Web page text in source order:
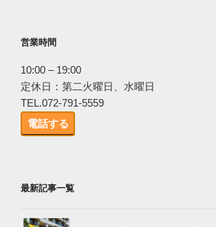
営業時間
10:00 – 19:00
定休日：第二火曜日、水曜日
TEL.072-791-5559
電話する
最新記事一覧